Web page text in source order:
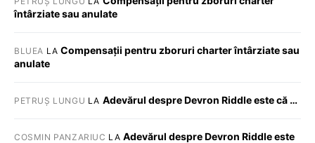
întârziate sau anulate
BLUEA LACompensații pentru zboruri charter întârziate sau
anulate
PETRUȘ LUNGU LA Adevărul despre Devron Riddle este că …
COSMIN PANZARIUC LA Adevărul despre Devron Riddle este